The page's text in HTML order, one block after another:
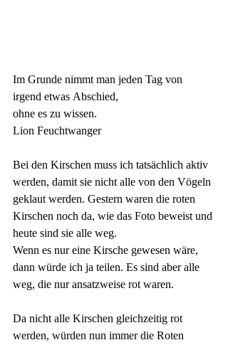
Im Grunde nimmt man jeden Tag von
irgend etwas Abschied,
ohne es zu wissen.
Lion Feuchtwanger
Bei den Kirschen muss ich tatsächlich aktiv
werden, damit sie nicht alle von den Vögeln
geklaut werden. Gestern waren die roten
Kirschen noch da, wie das Foto beweist und
heute sind sie alle weg.
Wenn es nur eine Kirsche gewesen wäre,
dann würde ich ja teilen. Es sind aber alle
weg, die nur ansatzweise rot waren.
Da nicht alle Kirschen gleichzeitig rot
werden, würden nun immer die Roten